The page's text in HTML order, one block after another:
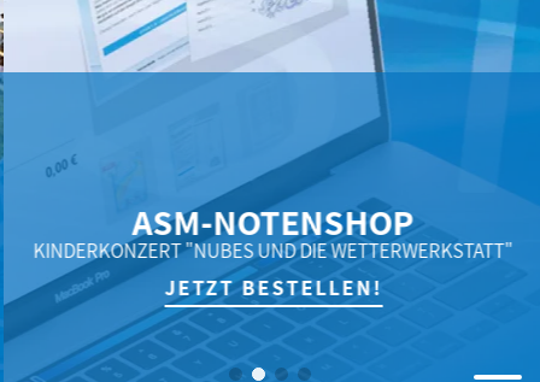
ASM-NOTENSHOP
KINDERKONZERT "NUBES UND DIE WETTERWERKSTATT"
JETZT BESTELLEN!